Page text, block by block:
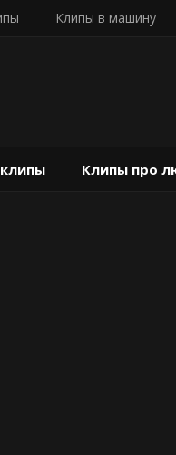
Клипы в машину
Клипы про